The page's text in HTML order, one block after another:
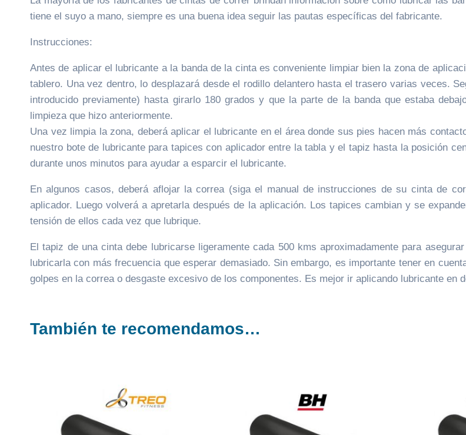
tiene el suyo a mano, siempre es una buena idea seguir las pautas específicas del fabricante.
Instrucciones:
Antes de aplicar el lubricante a la banda de la cinta es conveniente limpiar bien la zona de
tablero. Una vez dentro, lo desplazará desde el rodillo delantero hasta el trasero varias veces.
introducido previamente) hasta girarlo 180 grados y que la parte de la banda que estaba
limpieza que hizo anteriormente.
Una vez limpia la zona, deberá aplicar el lubricante en el área donde sus pies hacen más
nuestro bote de lubricante para tapices con aplicador entre la tabla y el tapiz hasta la posición
durante unos minutos para ayudar a esparcir el lubricante.
En algunos casos, deberá aflojar la correa (siga el manual de instrucciones de su cinta de
aplicador. Luego volverá a apretarla después de la aplicación. Los tapices cambian y se
tensión de ellos cada vez que lubrique.
El tapiz de una cinta debe lubricarse ligeramente cada 500 kms aproximadamente para
lubricarla con más frecuencia que esperar demasiado. Sin embargo, es importante tener en
golpes en la correa o desgaste excesivo de los componentes. Es mejor ir aplicando lubricante en
También te recomendamos…